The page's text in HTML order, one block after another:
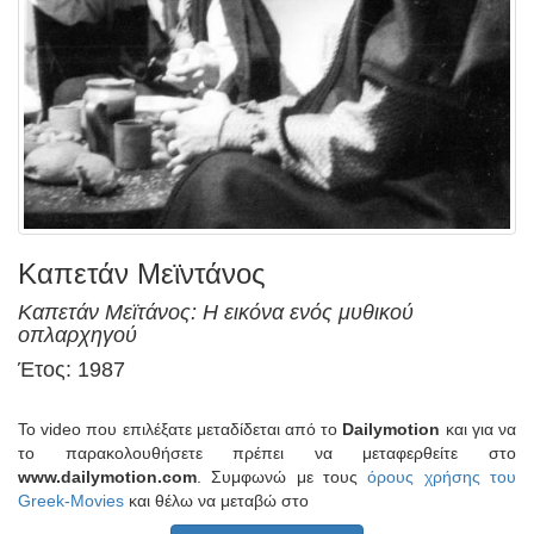
Καπετάν Μεϊντάνος
Καπετάν Μεϊτάνος: Η εικόνα ενός μυθικού
οπλαρχηγού
Έτος: 1987
Το video που επιλέξατε μεταδίδεται από το Dailymotion και για να
το παρακολουθήσετε πρέπει να μεταφερθείτε στο
www.dailymotion.com . Συμφωνώ με τουςόρους χρήσης του
Greek-Movies και θέλω να μεταβώ στο